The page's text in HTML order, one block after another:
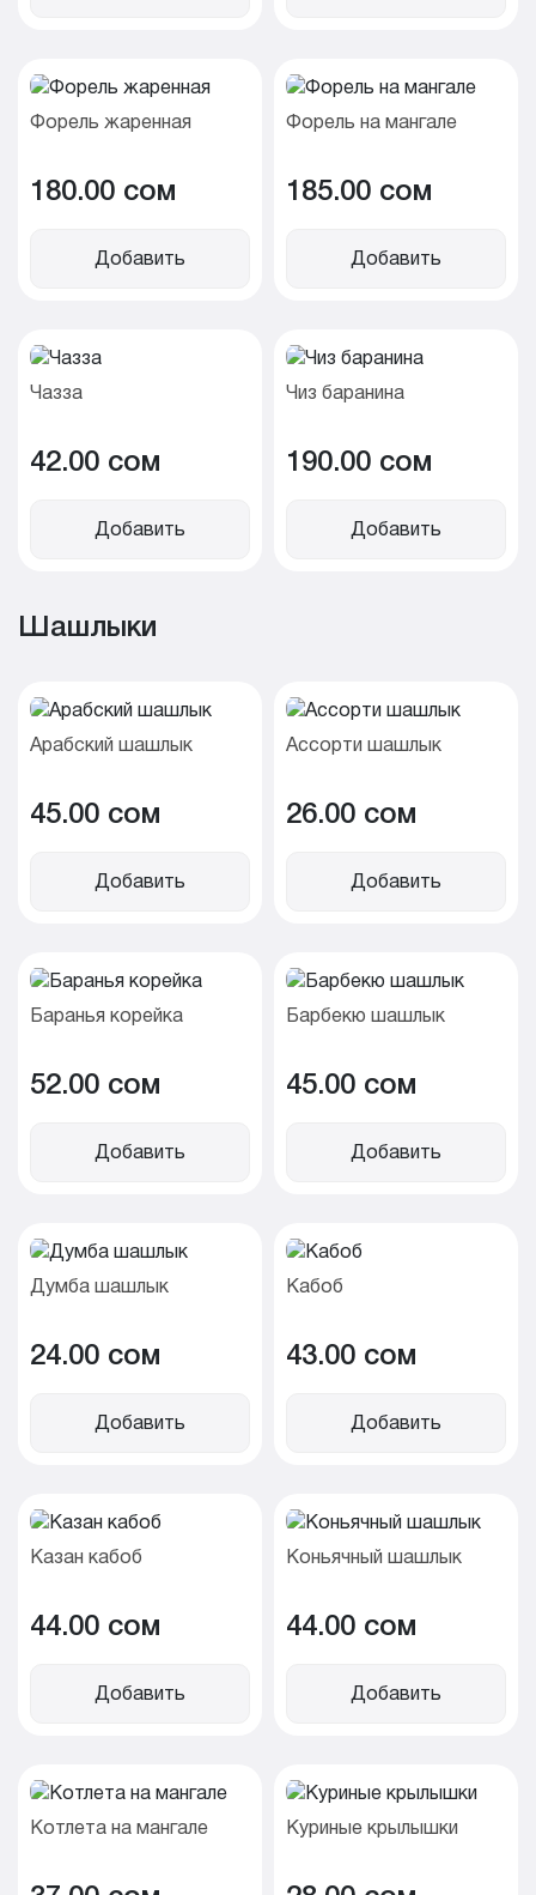
Форель жаренная
180.00 cом
Добавить
Форель на мангале
185.00 cом
Добавить
Чазза
42.00 cом
Добавить
Чиз баранина
190.00 cом
Добавить
Шашлыки
Арабский шашлык
45.00 cом
Добавить
Ассорти шашлык
26.00 cом
Добавить
Баранья корейка
52.00 cом
Добавить
Барбекю шашлык
45.00 cом
Добавить
Думба шашлык
24.00 cом
Добавить
Кабоб
43.00 cом
Добавить
Казан кабоб
44.00 cом
Добавить
Коньячный шашлык
44.00 cом
Добавить
Котлета на мангале Куриные крылышки